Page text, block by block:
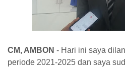
CM, AMBON - Hari ini saya
periode 2021-2025 dan saya